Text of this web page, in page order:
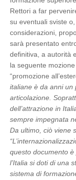
Rettori a far
su eventuali sviste
considerazioni,
sarà presentato
definitiva, a autorità
la seguente
“promozione
italiane è da anni un
articolazione.
dell’attrazione in
sempre impegnata
Da ultimo, ciò viene
questo documento
l’Italia si doti di una
sistema di